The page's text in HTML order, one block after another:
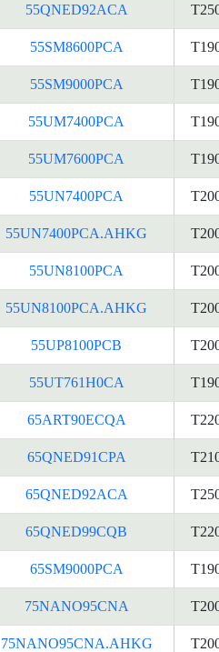
55QNED92ACA
55SM8600PCA
55SM9000PCA
55UM7400PCA
55UM7600PCA
55UN7400PCA
55UN7400PCA.AHKG
55UN8100PCA
55UN8100PCA.AHKG
55UP8100PCB
55UT761H0CA
65ART90ECQA
65QNED91CPA
65QNED92ACA
65QNED99CQB
65SM9000PCA
75NANO95CNA
75NANO95CNA.AHKG